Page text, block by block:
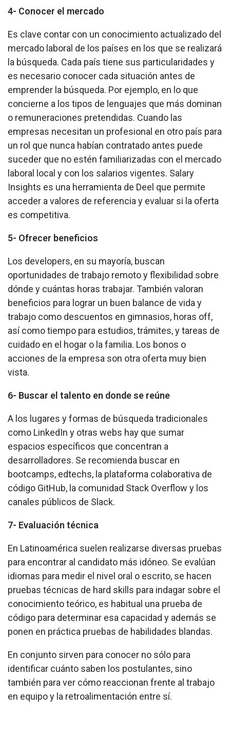
4- Conocer el mercado
Es clave contar con un conocimiento actualizado del
mercado laboral de los países en los que se realizará
la búsqueda. Cada país tiene sus particularidades y
es necesario conocer cada situación antes de
emprender la búsqueda. Por ejemplo, en lo que
concierne a los tipos de lenguajes que más dominan
o remuneraciones pretendidas. Cuando las
empresas necesitan un profesional en otro país para
un rol que nunca habían contratado antes puede
suceder que no estén familiarizadas con el mercado
laboral local y con los salarios vigentes. Salary
Insights es una herramienta de Deel que permite
acceder a valores de referencia y evaluar si la oferta
es competitiva.
5- Ofrecer beneficios
Los developers, en su mayoría, buscan
oportunidades de trabajo remoto y flexibilidad sobre
dónde y cuántas horas trabajar. También valoran
beneficios para lograr un buen balance de vida y
trabajo como descuentos en gimnasios, horas off,
así como tiempo para estudios, trámites, y tareas de
cuidado en el hogar o la familia. Los bonos o
acciones de la empresa son otra oferta muy bien
vista.
6- Buscar el talento en donde se reúne
A los lugares y formas de búsqueda tradicionales
como LinkedIn y otras webs hay que sumar
espacios específicos que concentran a
desarrolladores. Se recomienda buscar en
bootcamps, edtechs, la plataforma colaborativa de
código GitHub, la comunidad Stack Overflow y los
canales públicos de Slack.
7- Evaluación técnica
En Latinoamérica suelen realizarse diversas pruebas
para encontrar al candidato más idóneo. Se evalúan
idiomas para medir el nivel oral o escrito, se hacen
pruebas técnicas de hard skills para indagar sobre el
conocimiento teórico, es habitual una prueba de
código para determinar esa capacidad y además se
ponen en práctica pruebas de habilidades blandas.
En conjunto sirven para conocer no sólo para
identificar cuánto saben los postulantes, sino
también para ver cómo reaccionan frente al trabajo
en equipo y la retroalimentación entre sí.